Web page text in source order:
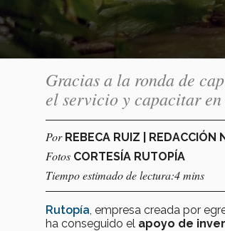
Gracias a la ronda de
el servicio y capacitar
Por REBECA RUIZ | REDACCIÓN
Fotos CORTESÍA RUTOPÍA
Tiempo estimado de lectura:4 mins
Rutopía , empresa creada por
ha conseguido el apoyo de